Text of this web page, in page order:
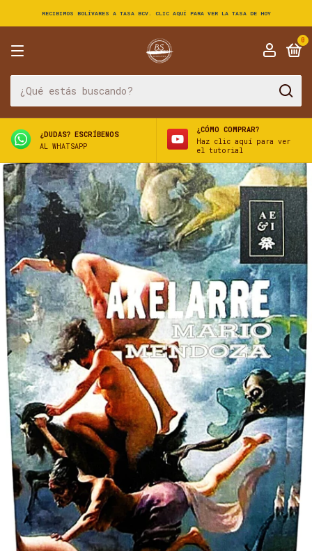
RECIBIMOS BOLÍVARES A TASA BCV. CLIC AQUÍ PARA VER LA TASA DE HOY
0
¿DUDAS? ESCRÍBENOS
AL WHATSAPP
¿CÓMO COMPRAR?
Haz clic aquí para ver
el tutorial